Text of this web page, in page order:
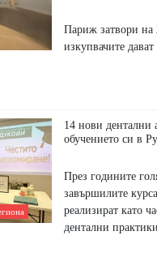
Париж затвори на
изкупвачите
14 нови дентални
обучението си в
През годините
завършилите
реализират като
дентални